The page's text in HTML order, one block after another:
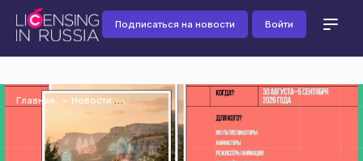
Подписаться на новости Войти
Главная Новости